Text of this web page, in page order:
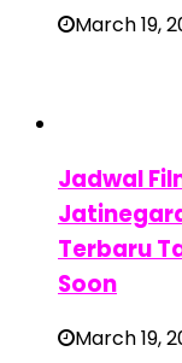
March 19,
Jadwal
Terbaru
Soon
March 19,